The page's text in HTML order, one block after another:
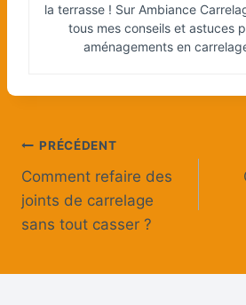
la terrasse ! Sur Ambiance
tous mes conseils et astuces
aménagements en
Navigation
de
l’article
PRÉCÉDENT
Comment refaire des
joints de carrelage
sans tout casser ?